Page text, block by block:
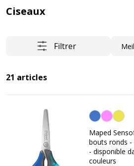
Ciseaux
Filtrer Trier
21 articles
Maped
bouts ronds
- disponible
couleurs